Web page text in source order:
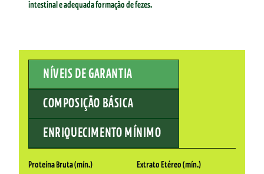
intestinal e adequada formação de fezes.
NÍVEIS DE GARANTIA
COMPOSIÇÃO BÁSICA
ENRIQUECIMENTO MÍNIMO
Proteína Bruta (mín.)
Extrato Etéreo (mín.)